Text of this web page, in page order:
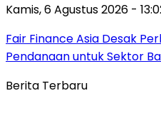
Kamis, 6 Agustus 2026 -
Fair Finance Asia Desak
Pendanaan untuk Sektor
Berita Terbaru